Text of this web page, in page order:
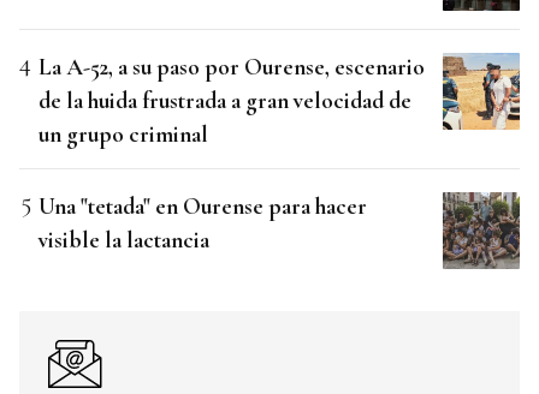
La A-52, a su paso por Ourense, escenario
de la huida frustrada a gran velocidad de
un grupo criminal
Una "tetada" en Ourense para hacer
visible la lactancia